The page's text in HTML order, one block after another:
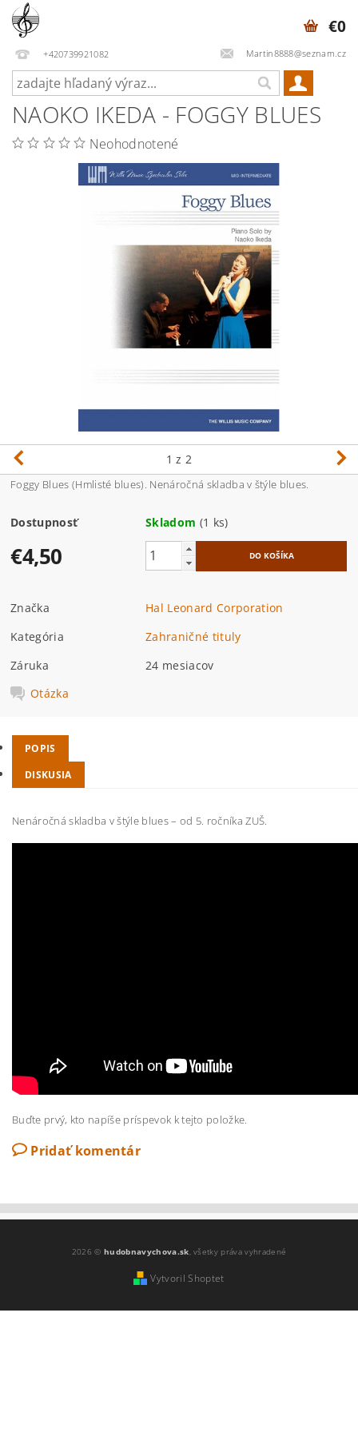
+420739921082 Martin8888@seznam.cz
€0
NAOKO IKEDA - FOGGY BLUES
Neohodnotené
1 z 2
Foggy Blues (Hmlisté blues). Nenáročná skladba v štýle blues.
Dostupnosť Skladom (1 ks)
€4,50
Značka
Hal Leonard Corporation
Kategória
Zahraničné tituly
Záruka
24 mesiacov
Otázka
POPIS
DISKUSIA
Nenáročná skladba v štýle blues – od 5. ročníka ZUŠ.
Buďte prvý, kto napíše príspevok k tejto položke.
Pridať komentár
2026 ©hudobnavychova.sk, všetky práva vyhradené
Vytvoril Shoptet